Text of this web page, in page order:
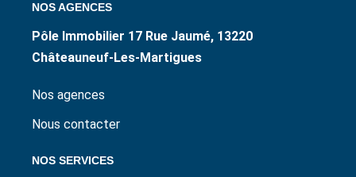
NOS AGENCES
Pôle Immobilier 17 Rue Jaumé, 13220
Châteauneuf-Les-Martigues
Nos agences
Nous contacter
NOS SERVICES